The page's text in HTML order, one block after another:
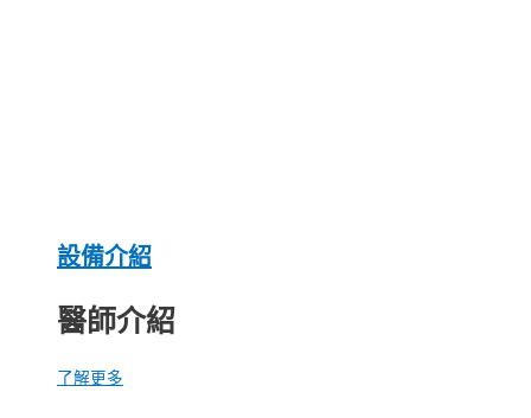
設備介紹
醫師介紹
了解更多